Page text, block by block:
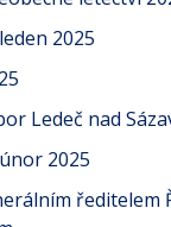
2025
Ledeč nad
2025
ředitelem